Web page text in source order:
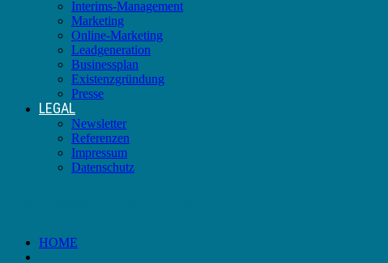
Interims-Management
Marketing
Online-Marketing
Leadgeneration
Businessplan
Existenzgründung
Presse
LEGAL
Newsletter
Referenzen
Impressum
Datenschutz
HOME